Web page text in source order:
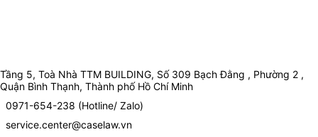
Tầng 5, Toà Nhà TTM BUILDING, Số 309 Bạch Đằng , Phường 2 ,
Quận Bình Thạnh, Thành phố Hồ Chí Minh
0971-654-238 (Hotline/ Zalo)
service.center@caselaw.vn